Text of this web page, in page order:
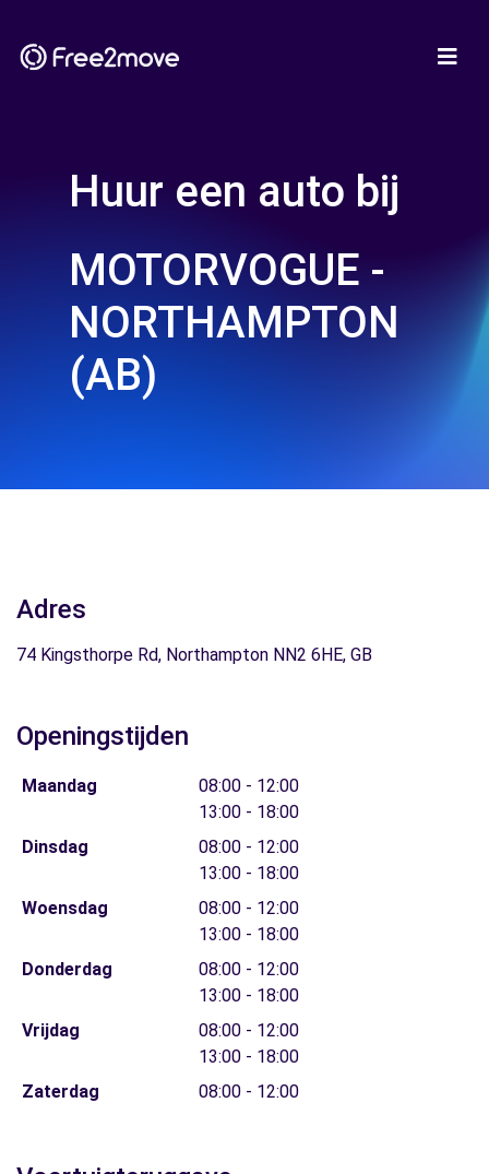
Huur een auto bij
MOTORVOGUE -
NORTHAMPTON
(AB)
Adres
74 Kingsthorpe Rd, Northampton NN2 6HE, GB
Openingstijden
Maandag
08:00 - 12:00
13:00 - 18:00
Dinsdag
08:00 - 12:00
13:00 - 18:00
Woensdag
08:00 - 12:00
13:00 - 18:00
Donderdag
08:00 - 12:00
13:00 - 18:00
Vrijdag
08:00 - 12:00
13:00 - 18:00
Zaterdag
08:00 - 12:00